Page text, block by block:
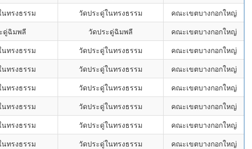
นทรงธรรม วัดประดู่ในทรงธรรม
คณะเขตบางกอกใหญ่
ดู่ฉิมพลี วัดประดู่ฉิมพลี
คณะเขตบางกอกใหญ่
นทรงธรรม วัดประดู่ในทรงธรรม
คณะเขตบางกอกใหญ่
นทรงธรรม วัดประดู่ในทรงธรรม
คณะเขตบางกอกใหญ่
นทรงธรรม วัดประดู่ในทรงธรรม
คณะเขตบางกอกใหญ่
นทรงธรรม วัดประดู่ในทรงธรรม
คณะเขตบางกอกใหญ่
นทรงธรรม วัดประดู่ในทรงธรรม
คณะเขตบางกอกใหญ่
นทรงธรรม วัดประดู่ในทรงธรรม
คณะเขตบางกอกใหญ่